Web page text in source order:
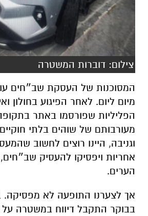
צילום: דוברות המשטרה
המסוכנות של העסקת שב״חים
מיום ליום. לאחר הפיגוע בחולון
הפליליות שפורסמו באתר
מעורבותם של שוהים בלתי
וגניבה, היינו רוצים לחשוב
אחריות ויפסיקו להעסיק
הערים.
בבוקר התקבל דיווח במשטרה על